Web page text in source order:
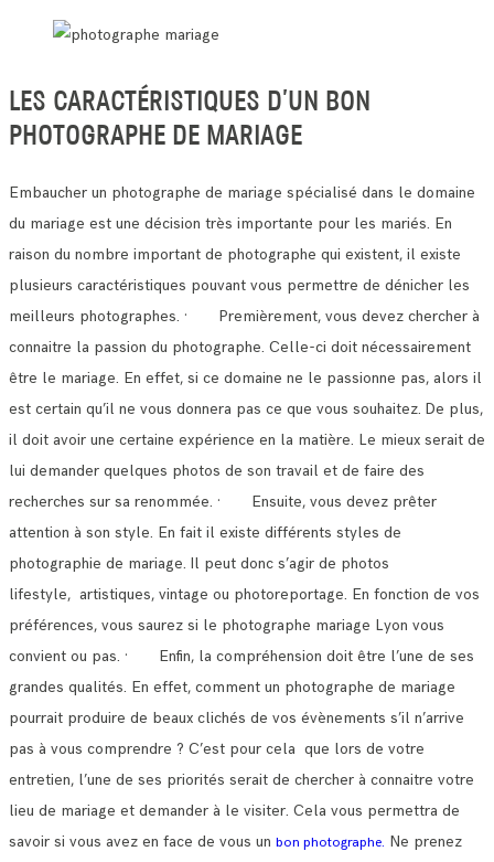
LES CARACTÉRISTIQUES D’UN BON
PHOTOGRAPHE DE MARIAGE
Embaucher un photographe de mariage spécialisé dans le domaine
du mariage est une décision très importante pour les mariés. En
raison du nombre important de photographe qui existent, il existe
plusieurs caractéristiques pouvant vous permettre de dénicher les
meilleurs photographes. · Premièrement, vous devez chercher à
connaitre la passion du photographe. Celle-ci doit nécessairement
être le mariage. En effet, si ce domaine ne le passionne pas, alors il
est certain qu’il ne vous donnera pas ce que vous souhaitez. De plus,
il doit avoir une certaine expérience en la matière. Le mieux serait de
lui demander quelques photos de son travail et de faire des
recherches sur sa renommée. · Ensuite, vous devez prêter
attention à son style. En fait il existe différents styles de
photographie de mariage. Il peut donc s’agir de photos
lifestyle, artistiques, vintage ou photoreportage. En fonction de vos
préférences, vous saurez si le photographe mariage Lyon vous
convient ou pas. · Enfin, la compréhension doit être l’une de ses
grandes qualités. En effet, comment un photographe de mariage
pourrait produire de beaux clichés de vos évènements s’il n’arrive
pas à vous comprendre ? C’est pour cela que lors de votre
entretien, l’une de ses priorités serait de chercher à connaitre votre
lieu de mariage et demander à le visiter. Cela vous permettra de
savoir si vous avez en face de vous un bon photographe. Ne prenez